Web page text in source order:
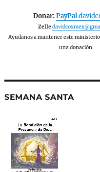
Donar:PayPal
Zelle
Ayudanos a mantener este
una donación.
SEMANA SANTA